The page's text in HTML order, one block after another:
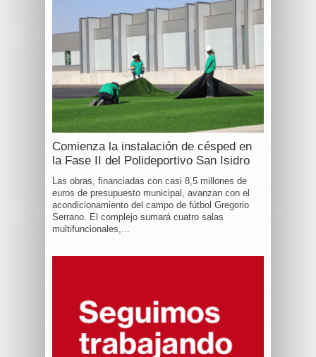
Comienza la instalación de césped en
la Fase II del Polideportivo San Isidro
Las obras, financiadas con casi 8,5 millones de
euros de presupuesto municipal, avanzan con el
acondicionamiento del campo de fútbol Gregorio
Serrano. El complejo sumará cuatro salas
multifuncionales,...